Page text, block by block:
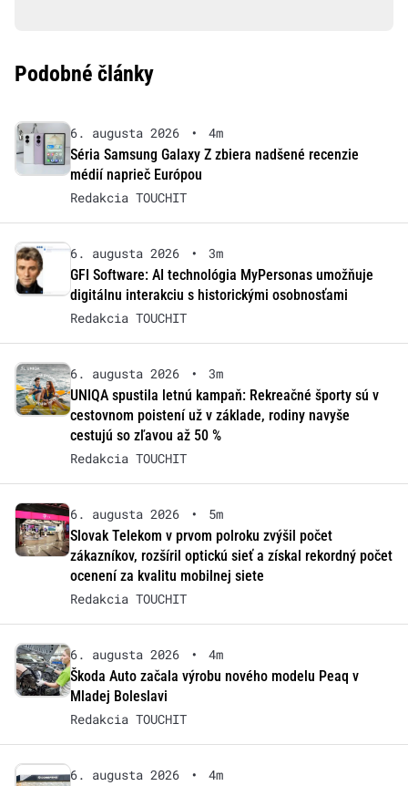
Podobné články
6. augusta 2026 •
4m
Séria Samsung Galaxy Z zbiera nadšené recenzie
médií naprieč Európou
Redakcia TOUCHIT
6. augusta 2026 •
3m
GFI Software: AI technológia MyPersonas umožňuje
digitálnu interakciu s historickými osobnosťami
Redakcia TOUCHIT
6. augusta 2026 •
3m
UNIQA spustila letnú kampaň: Rekreačné športy sú v
cestovnom poistení už v základe, rodiny navyše
cestujú so zľavou až 50 %
Redakcia TOUCHIT
6. augusta 2026 •
5m
Slovak Telekom v prvom polroku zvýšil počet
zákazníkov, rozšíril optickú sieť a získal rekordný počet
ocenení za kvalitu mobilnej siete
Redakcia TOUCHIT
6. augusta 2026 •
4m
Škoda Auto začala výrobu nového modelu Peaq v
Mladej Boleslavi
Redakcia TOUCHIT
6. augusta 2026 •
4m